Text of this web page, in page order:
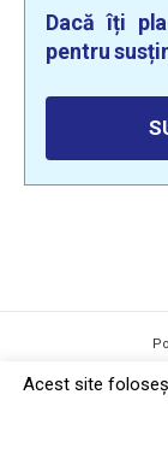
Dacă îți
pentru
Acest site